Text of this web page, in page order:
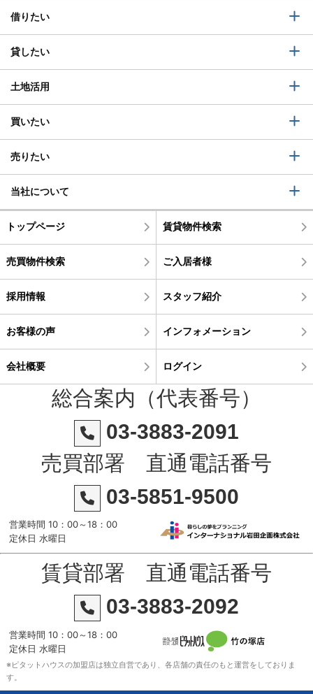
借りたい
貸したい
土地活用
買いたい
売りたい
当社について
トップページ 賃貸物件検索
売買物件検索 ご入居者様
採用情報 スタッフ紹介
お客様の声 インフォメーション
会社概要 ログイン
総合案内（代表番号）
03-3883-2091
売買部署 直通電話番号
03-5851-9500
営業時間 10：00～18：00
定休日 水曜日
賃貸部署 直通電話番号
03-3883-2092
営業時間 10：00～18：00
定休日 水曜日
※ピタットハウスの加盟店は独立自営であり、各店舗の責任のもと運営をしておりま
す。